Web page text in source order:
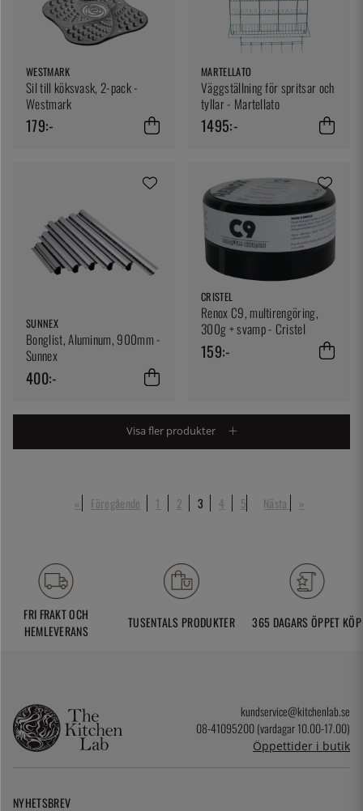
WESTMARK
Sil till köksvask, 2-pack -
Westmark
179:-
MARTELLATO
Väggställning för spritsar och
tyllar - Martellato
1495:-
SUNNEX
Bonglist, Aluminum, 900mm -
Sunnex
400:-
CRISTEL
Renox C9, multirengöring,
300g + svamp - Cristel
159:-
Visa fler produkter
« Föregående 1 2 3 4 5 Nästa »
FRI FRAKT OCH
HEMLEVERANS
TUSENTALS PRODUKTER 365 DAGARS ÖPPET KÖP
kundservice@kitchenlab.se
08-41095200 (vardagar 10.00-17.00)
Öppettider i butik
NYHETSBREV